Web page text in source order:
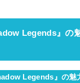
Legends』の
Legends』の魅